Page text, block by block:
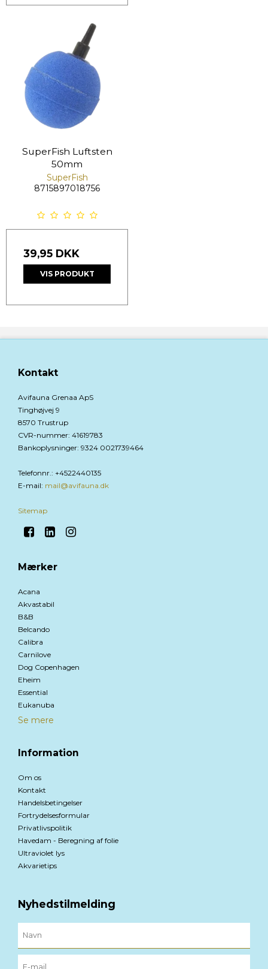
SuperFish Luftsten
50mm
SuperFish
8715897018756
39,95 DKK
VIS PRODUKT
Kontakt
Avifauna Grenaa ApS
Tinghøjvej 9
8570 Trustrup
CVR-nummer: 41619783
Bankoplysninger: 9324 0021739464
Telefonnr.: +4522440135
E-mail: mail@avifauna.dk
Sitemap
Mærker
Acana
Akvastabil
B&B
Belcando
Calibra
Carnilove
Dog Copenhagen
Eheim
Essential
Eukanuba
Se mere
Information
Om os
Kontakt
Handelsbetingelser
Fortrydelsesformular
Privatlivspolitik
Havedam - Beregning af folie
Ultraviolet lys
Akvarietips
Nyhedstilmelding